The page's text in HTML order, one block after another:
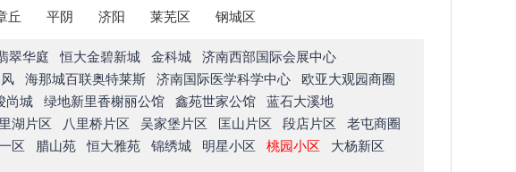
丘 平阴 济阳 莱芜区 钢城区
翠华庭 恒大金碧新城 金科城
济南西部国际会展中心
海那城百联奥特莱斯 济南国际医学科学中心
欧亚大观园商圈
尚城 绿地新里香榭丽公馆 鑫苑世家公馆
蓝石大溪地
湖片区 八里桥片区 吴家堡片区 匡山片区 段店片区
老屯商圈
区 腊山苑 恒大雅苑 锦绣城 明星小区 桃园小区
大杨新区